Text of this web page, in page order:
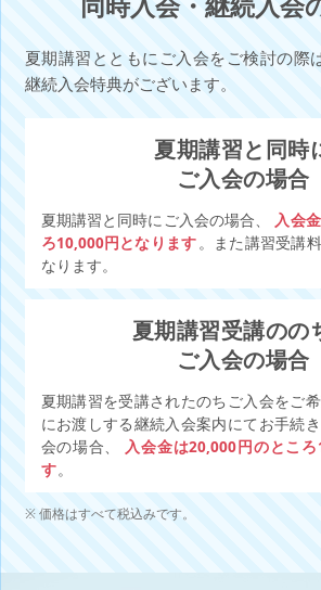
夏期講習とともにご入会をご検討の際
継続入会特典がございます。
夏期講習と同時
ご入会の場合
夏期講習と同時にご入会の場合、
入会
ろ10,000円となります。また講習受講
なります。
夏期講習受講のの
ご入会の場合
夏期講習を受講されたのちご入会をご
にお渡しする継続入会案内にてお手続
会の場合、
入会金は20,000円のとこ
す。
価格はすべて税込みです。